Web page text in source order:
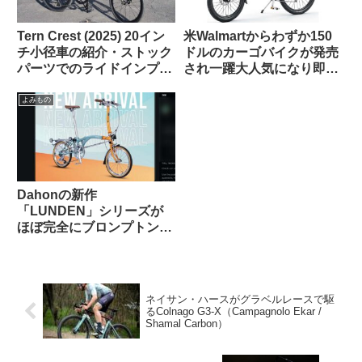
Tern Crest (2025) 20イン
チ小径車の紹介・ストック
パーツでのライドインプレ
い上質なミニベロ】
米Walmartからわずか150
ドルのカーゴバイクが発売
され一躍大人気になり即日
よみもの
Dahonの新作
「LUNDEN」シリーズが
ほぼ完全にブロンプトンな
ネイサン・ハースがグラベルレースで駆
るColnago G3-X（Campagnolo Ekar /
Shamal Carbon）